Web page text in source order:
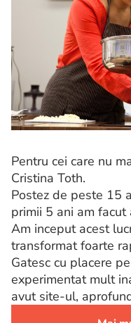
Pentru cei care nu
Cristina Toth.
Postez de peste 15
primii 5 ani am facut
Am inceput acest
transformat foarte
Gatesc cu placere
experimentat mult
avut site-ul,